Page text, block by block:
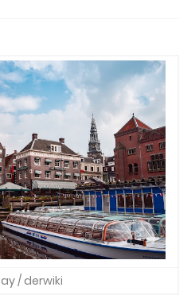
/ derwiki